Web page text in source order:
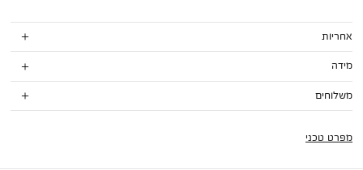
אחריות
מידה
משלוחים
מפרט טכני